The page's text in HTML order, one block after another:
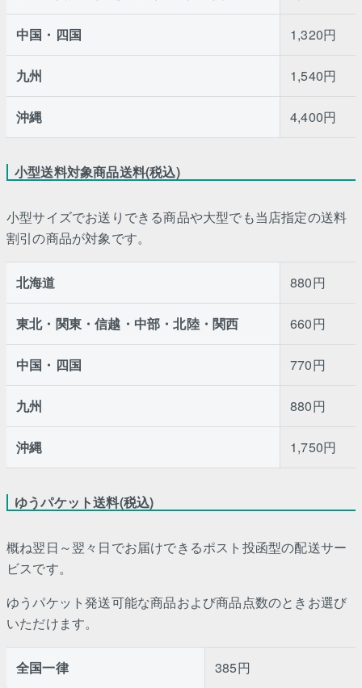
中国・四国 1,320円
九州 1,540円
沖縄 4,400円
小型送料対象商品送料(税込)
小型サイズでお送りできる商品や大型でも当店指定の送料
割引の商品が対象です。
北海道 880円
東北・関東・信越・中部・北陸・関西 660円
中国・四国 770円
九州 880円
沖縄 1,750円
ゆうパケット送料(税込)
概ね翌日～翌々日でお届けできるポスト投函型の配送サー
ビスです。
ゆうパケット発送可能な商品および商品点数のときお選び
いただけます。
全国一律 385円